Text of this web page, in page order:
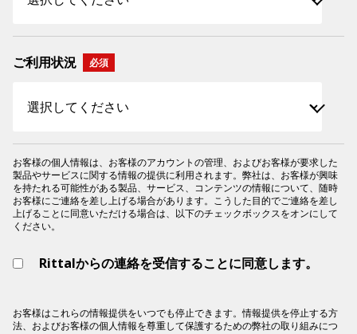
ご利用状況
お客様の個人情報は、お客様のアカウントの管理、およびお客様が要求した
製品やサービスに関する情報の提供に利用されます。弊社は、お客様が興味
を持たれる可能性がある製品、サービス、コンテンツの情報について、随時
お客様にご連絡を差し上げる場合があります。こうした目的でご連絡を差し
上げることに同意いただける場合は、以下のチェックボックスをオンにして
ください。
Rittalからの連絡を受信することに同意します。
お客様はこれらの情報提供をいつでも停止できます。情報提供を停止する方
法、およびお客様の個人情報を尊重して保護するための弊社の取り組みにつ